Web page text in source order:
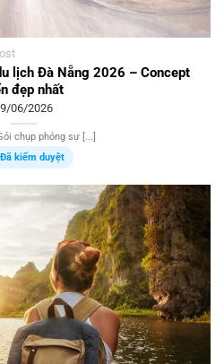
lịch Đà Nẵng 2026 – Concept
đẹp nhất
06/2026
chụp phóng sự [...]
Đã kiểm duyệt